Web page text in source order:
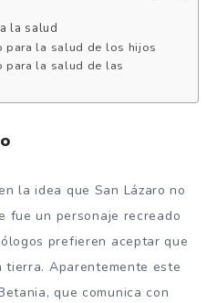
la salud
para la salud de los hijos
para la salud de las
la idea que San Lázaro no
fue un personaje recreado
prefieren aceptar que
Aparentemente este
que comunica con